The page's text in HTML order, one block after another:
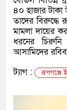
৪০ হাজার টাকা
​তাদের বিরুদ্ধে
মামলা দায়ের
ধরনের
আসামিদের
ট্যাগ :
রূপগঞ্জে